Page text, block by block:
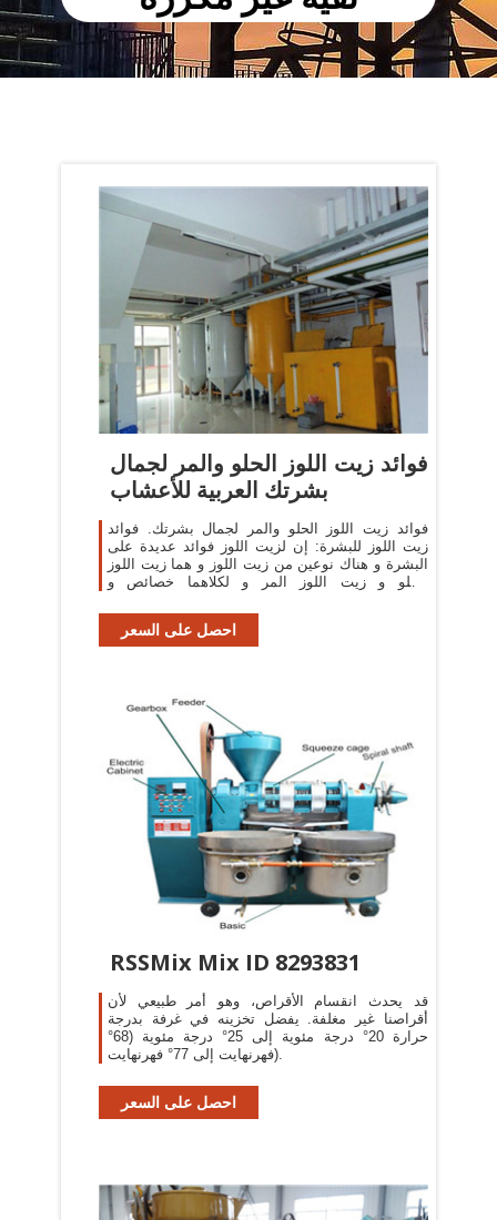
‫فوائد زيت اللوز الحلو والمر لجمال
بشرتك العربية للأعشاب
فوائد زيت اللوز الحلو والمر لجمال بشرتك. فوائد
زيت اللوز للبشرة: إن لزيت اللوز فوائد عديدة على
البشرة و هناك نوعين من زيت اللوز و هما زيت اللوز
الحلو و زيت اللوز المر و لكلاهما خصائص و
احصل على السعر
RSSMix Mix ID 8293831
قد يحدث انقسام الأقراص، وهو أمر طبيعي لأن
أقراصنا غير مغلفة. يفضل تخزينه في غرفة بدرجة
حرارة 20° درجة مئوية إلى 25° درجة مئوية (68°
فهرنهايت إلى 77° فهرنهايت).
احصل على السعر